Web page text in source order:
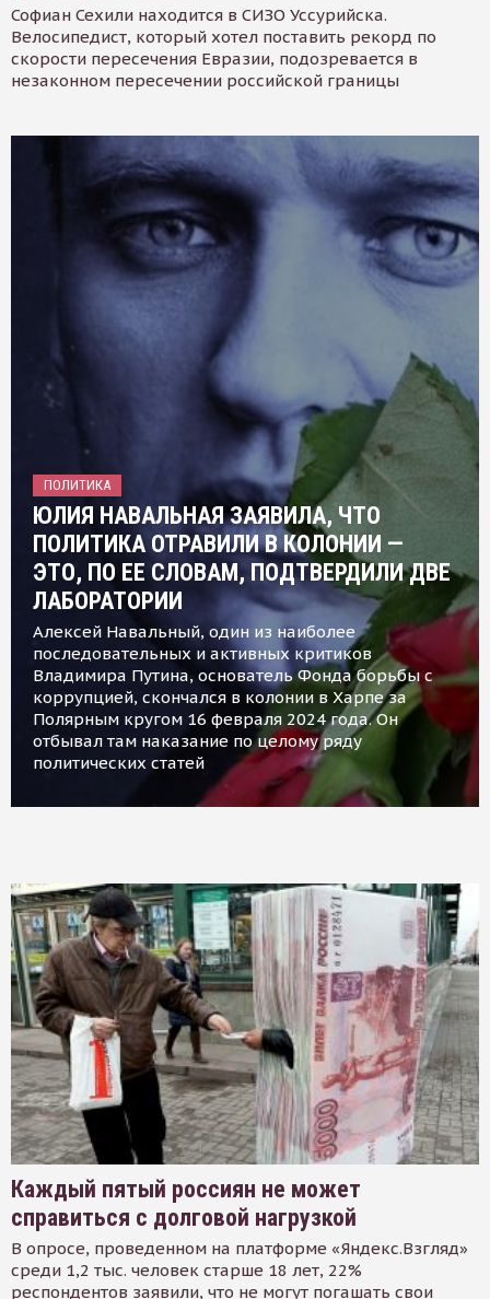
Софиан Сехили находится в СИЗО Уссурийска.
Велосипедист, который хотел поставить рекорд по
скорости пересечения Евразии, подозревается в
незаконном пересечении российской границы
ПОЛИТИКА
ЮЛИЯ НАВАЛЬНАЯ ЗАЯВИЛА, ЧТО
ПОЛИТИКА ОТРАВИЛИ В КОЛОНИИ —
ЭТО, ПО ЕЕ СЛОВАМ, ПОДТВЕРДИЛИ ДВЕ
ЛАБОРАТОРИИ
Алексей Навальный, один из наиболее
последовательных и активных критиков
Владимира Путина, основатель Фонда борьбы с
коррупцией, скончался в колонии в Харпе за
Полярным кругом 16 февраля 2024 года. Он
отбывал там наказание по целому ряду
политических статей
Каждый пятый россиян не может
справиться с долговой нагрузкой
В опросе, проведенном на платформе «Яндекс.Взгляд»
среди 1,2 тыс. человек старше 18 лет, 22%
респондентов заявили, что не могут погашать свои